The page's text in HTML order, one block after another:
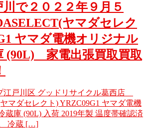
で２０２２年９月５
ヤマダセレク
ヤマダ電機オリジナル
(90L) 家電出張買取買取
江戸川区 グッドリサイクル葛西店
マダセレクト) YRZC09G1 ヤマダ電機
蔵庫 (90L) 入荷 2019年製 温度帯確認済
冷蔵 […]